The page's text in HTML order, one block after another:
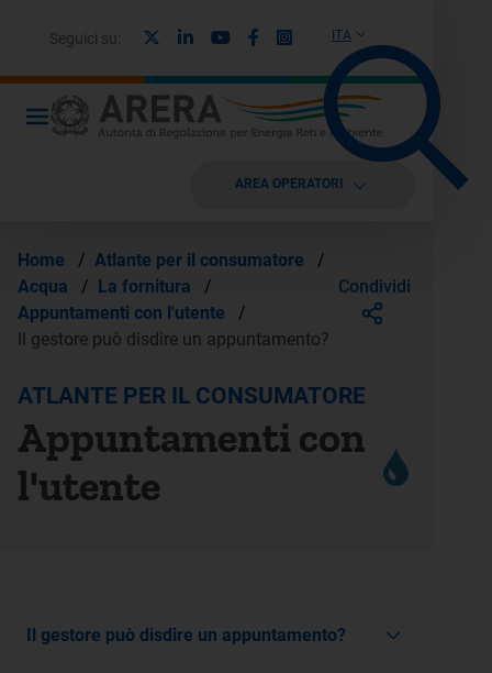
ITA
Seguici su: LinkedinYoutubeFacebook
Instagram
AREA OPERATORI
Home / Atlante per il consumatore
/
Acqua
/ La fornitura
/
Appuntamenti con l'utente
/
Il gestore può disdire un appuntamento?
Condividi
ATLANTE PER IL CONSUMATORE
Appuntamenti con
l'utente
Il gestore può disdire un appuntamento?